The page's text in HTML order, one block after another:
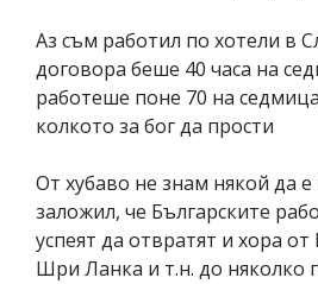
Аз съм работил по хотели в
договора беше 40 часа на
работеше поне 70 на
колкото за бог да прости
От хубаво не знам някой да е
заложил, че Българските
успеят да отвратят и хора
Шри Ланка и т.н. до няколко